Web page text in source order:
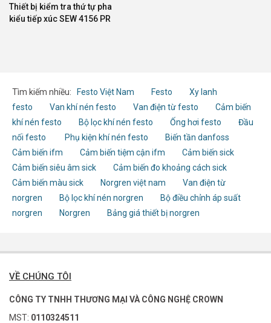
Thiết bị kiểm tra thứ tự pha
kiểu tiếp xúc SEW 4156 PR
Tìm kiếm nhiều: Festo Việt Nam Festo
Xy lanh
festo
Van khí nén festo Van điện từ festo
Cảm biến
khí nén festo
Bộ lọc khí nén festo Ống hơi festo
Đầu
nối festo
Phụ kiện khí nén festo
Biến tần danfoss
Cảm biến ifm
Cảm biến tiệm cận ifm
Cảm biến sick
Cảm biến siêu âm sick
Cảm biến đo khoảng cách sick
Cảm biến màu sick
Norgren việt nam
Van điện từ
norgren
Bộ lọc khí nén norgren
Bộ điều chỉnh áp suất
norgren
Norgren Bảng giá thiết bị norgren
VỀ CHÚNG TÔI
CÔNG TY TNHH THƯƠNG MẠI VÀ CÔNG NGHỆ CROWN
MST: 0110324511